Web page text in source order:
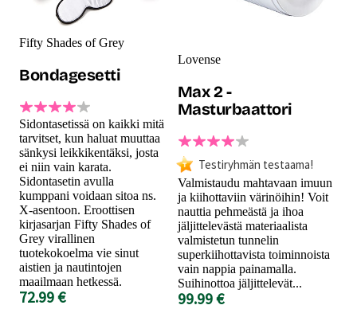
Fifty Shades of Grey
Bondagesetti
Sidontasetissä on kaikki mitä
tarvitset, kun haluat muuttaa
sänkysi leikkikentäksi, josta
ei niin vain karata.
Sidontasetin avulla
kumppani voidaan sitoa ns.
X-asentoon. Eroottisen
kirjasarjan Fifty Shades of
Grey virallinen
tuotekokoelma vie sinut
aistien ja nautintojen
maailmaan hetkessä.
72.99 €
Lovense
Max 2 -
Masturbaattori
Testiryhmän testaama!
Valmistaudu mahtavaan imuun
ja kiihottaviin värinöihin! Voit
nauttia pehmeästä ja ihoa
jäljittelevästä materiaalista
valmistetun tunnelin
superkiihottavista toiminnoista
vain nappia painamalla.
Suihinottoa jäljittelevät...
99.99 €